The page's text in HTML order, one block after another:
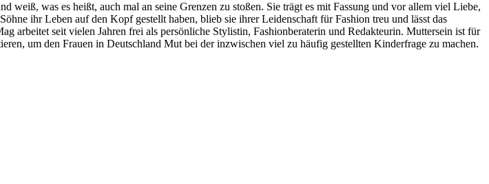
was es heißt, auch mal an seine Grenzen zu stoßen. Sie trägt es mit Fassung und vor allem viel Liebe,
ihr Leben auf den Kopf gestellt haben, blieb sie ihrer Leidenschaft für Fashion treu und lässt das
arbeitet seit vielen Jahren frei als persönliche Stylistin, Fashionberaterin und Redakteurin. Muttersein ist für
um den Frauen in Deutschland Mut bei der inzwischen viel zu häufig gestellten Kinderfrage zu machen.